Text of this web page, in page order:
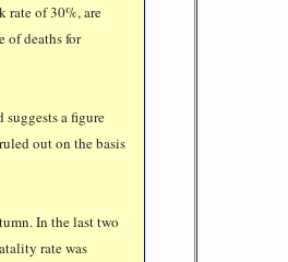
rate of 30%, are
of deaths for
a figure
out on the basis
In the last two
rate was